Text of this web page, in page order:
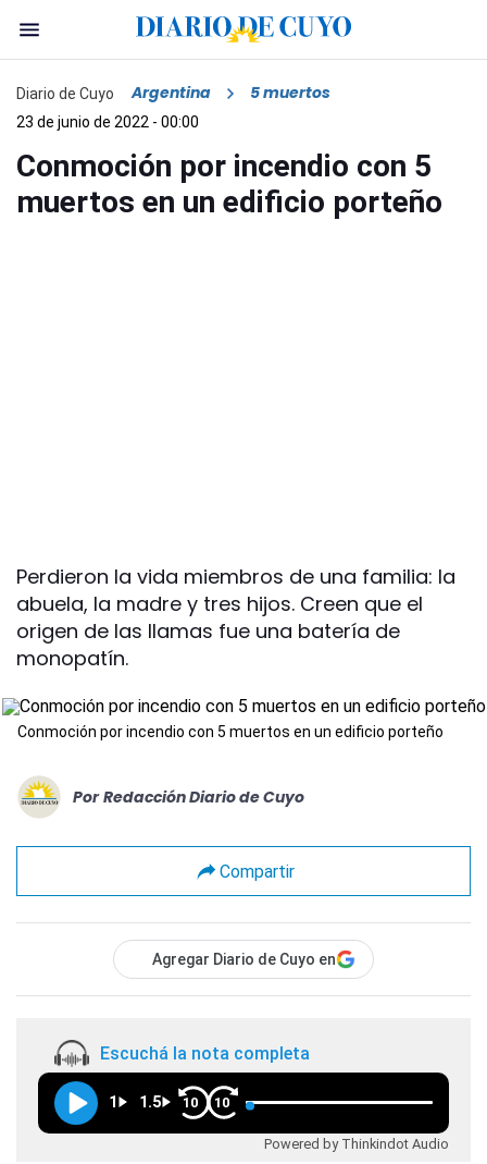
Diario de Cuyo Argentina 5 muertos
23 de junio de 2022 - 00:00
Conmoción por incendio con 5
muertos en un edificio porteño
Perdieron la vida miembros de una familia: la
abuela, la madre y tres hijos. Creen que el
origen de las llamas fue una batería de
monopatín.
Conmoción por incendio con 5 muertos en un edificio porteño
Por Redacción Diario de Cuyo
Compartir
Agregar Diario de Cuyo en
Escuchá la nota completa
1 1.5 10 10
Powered by Thinkindot Audio